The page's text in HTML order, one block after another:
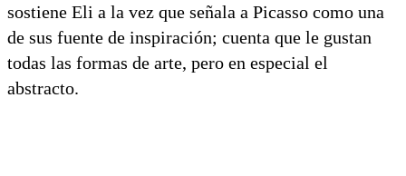
sostiene Eli a la vez que señala a Picasso como una
de sus fuente de inspiración; cuenta que le gustan
todas las formas de arte, pero en especial el
abstracto.